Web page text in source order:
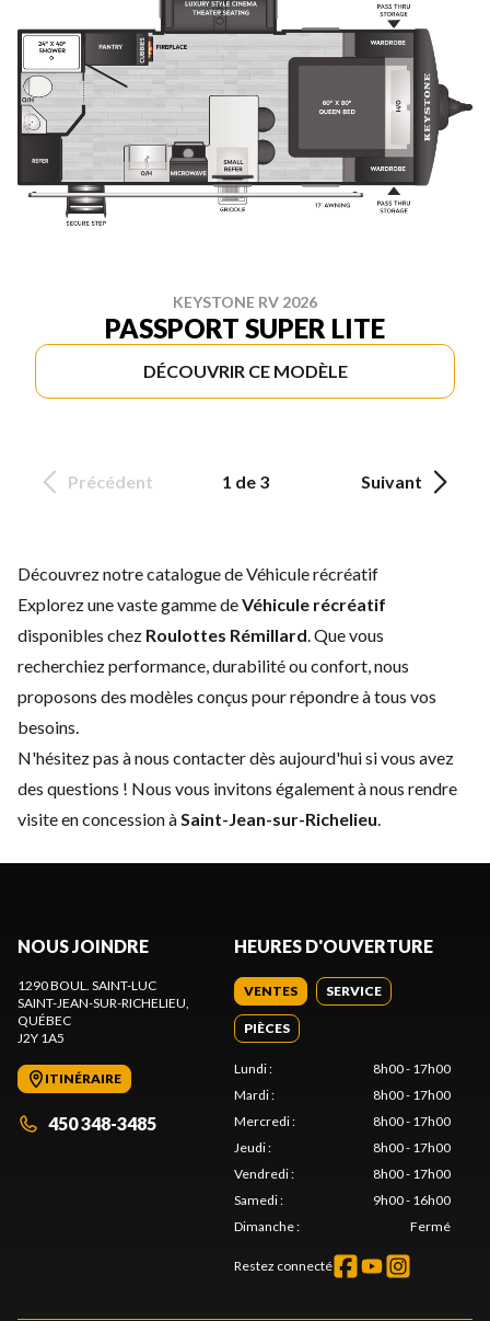
KEYSTONE RV 2026
PASSPORT SUPER LITE
DÉCOUVRIR CE MODÈLE
Précédent 1 de 3 Suivant
Découvrez notre catalogue de Véhicule récréatif
Explorez une vaste gamme deVéhicule récréatif
disponibles chez Roulottes Rémillard. Que vous
recherchiez performance, durabilité ou confort, nous
proposons des modèles conçus pour répondre à tous vos
besoins.
N'hésitez pas ànous contacterdès aujourd'hui si vous avez
des questions ! Nous vous invitons également à nous rendre
visite en concession àSaint-Jean-sur-Richelieu.
NOUS JOINDRE
1290 BOUL. SAINT-LUC
SAINT-JEAN-SUR-RICHELIEU,
QUÉBEC
J2Y 1A5
ITINÉRAIRE
450 348-3485
HEURES D'OUVERTURE
VENTES SERVICE
PIÈCES
Lundi:
8h00 - 17h00
Mardi:
8h00 - 17h00
Mercredi:
8h00 - 17h00
Jeudi:
8h00 - 17h00
Vendredi:
8h00 - 17h00
Samedi:
9h00 - 16h00
Dimanche: Fermé
Restez connecté